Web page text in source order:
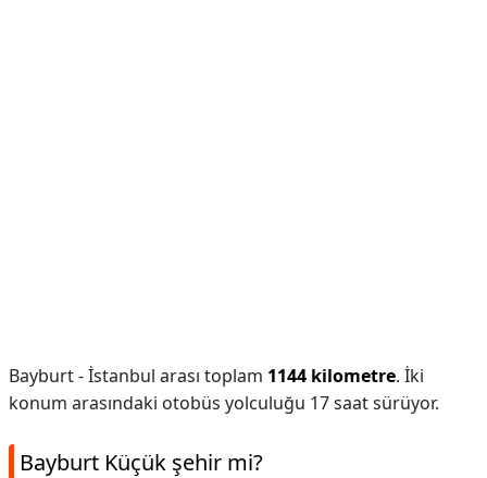
Bayburt - İstanbul arası toplam 1144 kilometre. İki
konum arasındaki otobüs yolculuğu 17 saat sürüyor.
Bayburt Küçük şehir mi?